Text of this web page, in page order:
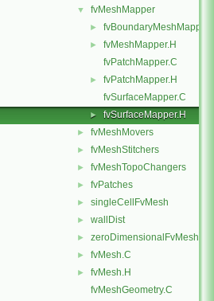
▼ fvMeshMapper
► fvBoundaryMeshMapper.H
►
fvMeshMapper.H
fvPatchMapper.C
►
fvPatchMapper.H
fvSurfaceMapper.C
► fvSurfaceMapper.H
► fvMeshMovers
► fvMeshStitchers
► fvMeshTopoChangers
► fvPatches
► singleCellFvMesh
► wallDist
► zeroDimensionalFvMesh
► fvMesh.C
►
fvMesh.H
fvMeshGeometry.C